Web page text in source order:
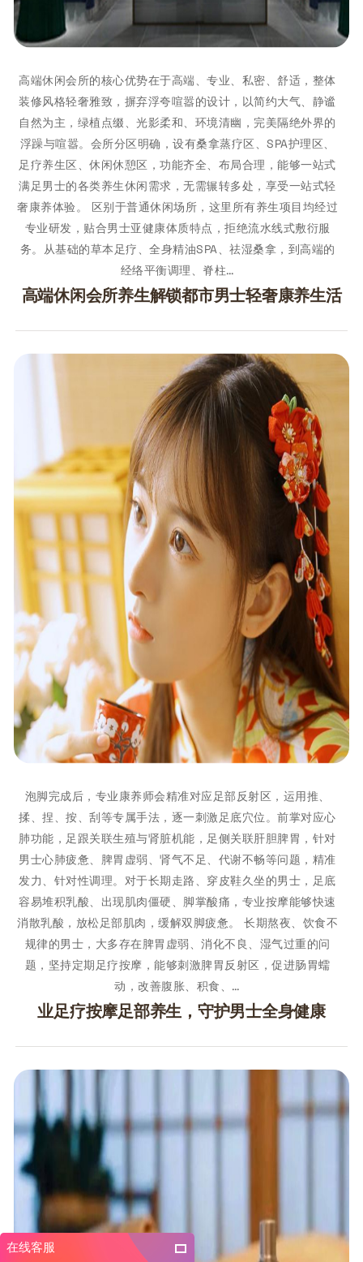
在线客服
高端休闲会所的核心优势在于高端、专业、私密、舒适，整体
装修风格轻奢雅致，摒弃浮夸喧嚣的设计，以简约大气、静谧
自然为主，绿植点缀、光影柔和、环境清幽，完美隔绝外界的
浮躁与喧嚣。会所分区明确，设有桑拿蒸疗区、SPA护理区、
足疗养生区、休闲休憩区，功能齐全、布局合理，能够一站式
满足男士的各类养生休闲需求，无需辗转多处，享受一站式轻
奢康养体验。 区别于普通休闲场所，这里所有养生项目均经过
专业研发，贴合男士亚健康体质特点，拒绝流水线式敷衍服
务。从基础的草本足疗、全身精油SPA、祛湿桑拿，到高端的
经络平衡调理、脊柱…
高端休闲会所养生解锁都市男士轻奢康养生活
泡脚完成后，专业康养师会精准对应足部反射区，运用推、
揉、捏、按、刮等专属手法，逐一刺激足底穴位。前掌对应心
肺功能，足跟关联生殖与肾脏机能，足侧关联肝胆脾胃，针对
男士心肺疲惫、脾胃虚弱、肾气不足、代谢不畅等问题，精准
发力、针对性调理。对于长期走路、穿皮鞋久坐的男士，足底
容易堆积乳酸、出现肌肉僵硬、脚掌酸痛，专业按摩能够快速
消散乳酸，放松足部肌肉，缓解双脚疲惫。 长期熬夜、饮食不
规律的男士，大多存在脾胃虚弱、消化不良、湿气过重的问
题，坚持定期足疗按摩，能够刺激脾胃反射区，促进肠胃蠕
动，改善腹胀、积食、…
业足疗按摩足部养生，守护男士全身健康